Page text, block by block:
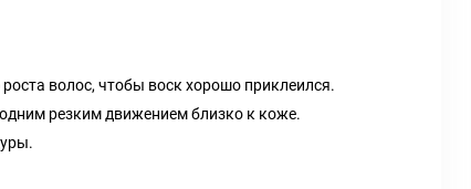
волос, чтобы воск хорошо приклеился.
резким движением близко к коже.